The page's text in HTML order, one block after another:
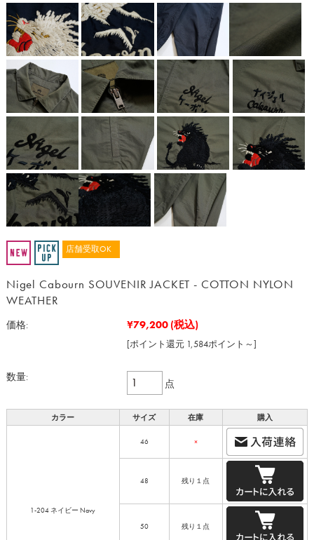
店舗受取OK
Nigel Cabourn SOUVENIR JACKET - COTTON NYLON
WEATHER
価格: ¥79,200 (税込)
[ポイント還元 1,584ポイント～]
数量:
点
カラー サイズ 在庫 購入
1-204 ネイビー Navy
46 ×
48 残り１点
50 残り１点